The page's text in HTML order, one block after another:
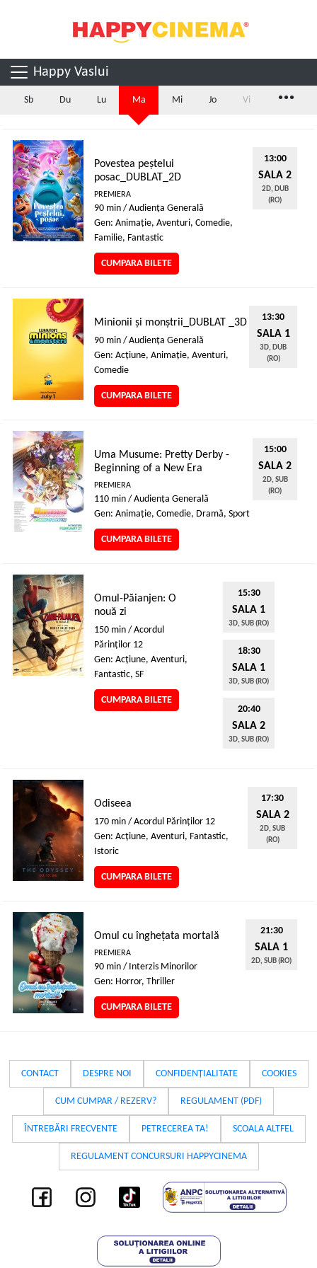
Happy Vaslui
Sb Du Lu Ma Mi Jo Vi ...
Povestea peștelui
posac_DUBLAT_2D
PREMIERA
90 min / Audienţa Generală
Gen: Animaţie, Aventuri, Comedie,
Familie, Fantastic
CUMPARA BILETE
13:00
SALA 2
2D, DUB
(RO)
Minionii și monștrii_DUBLAT _3D
90 min / Audienţa Generală
Gen: Acţiune, Animaţie, Aventuri,
Comedie
CUMPARA BILETE
13:30
SALA 1
3D, DUB
(RO)
Uma Musume: Pretty Derby -
Beginning of a New Era
PREMIERA
110 min / Audienţa Generală
Gen: Animaţie, Comedie, Dramă, Sport
CUMPARA BILETE
15:00
SALA 2
2D, SUB
(RO)
Omul-Păianjen: O
nouă zi
150 min / Acordul
Părinţilor 12
Gen: Acţiune, Aventuri,
Fantastic, SF
CUMPARA BILETE
15:30
SALA 1
3D, SUB (RO)
18:30
SALA 1
3D, SUB (RO)
20:40
SALA 2
3D, SUB (RO)
Odiseea
170 min / Acordul Părinţilor 12
Gen: Acţiune, Aventuri, Fantastic,
Istoric
CUMPARA BILETE
17:30
SALA 2
2D, SUB
(RO)
Omul cu înghețata mortală
PREMIERA
90 min / Interzis Minorilor
Gen: Horror, Thriller
CUMPARA BILETE
21:30
SALA 1
2D, SUB (RO)
CONTACT DESPRE NOI CONFIDENȚIALITATE COOKIES
CUM CUMPAR / REZERV? REGULAMENT (PDF)
ÎNTREBĂRI FRECVENTE PETRECEREA TA! SCOALA ALTFEL
REGULAMENT CONCURSURI HAPPYCINEMA